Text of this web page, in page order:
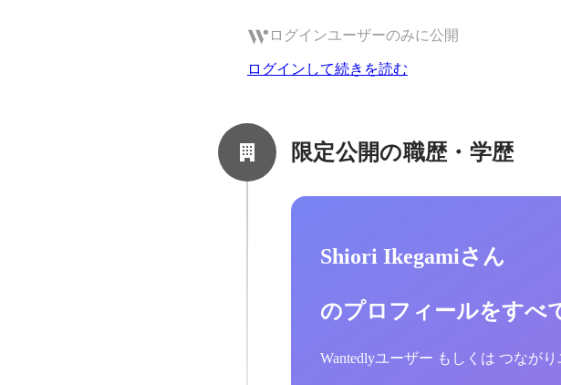
ログインユーザーのみに公開
ログインして続きを読む
限定公開の職歴・学歴
Shiori Ikegamiさん
のプロフィールをすべ
Wantedlyユーザー もしくは つなが